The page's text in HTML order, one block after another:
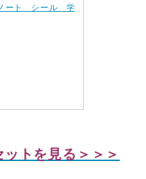
ート シール 学
トを見る＞＞＞